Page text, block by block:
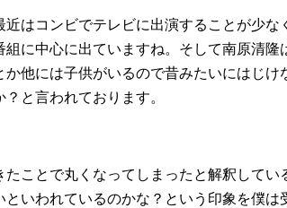
はコンビでテレビに出演することが少な
に中心に出ていますね。そして南原清隆
他には子供がいるので昔みたいにはじけ
と言われております。
ことで丸くなってしまったと解釈してい
いわれているのかな？という印象を僕は